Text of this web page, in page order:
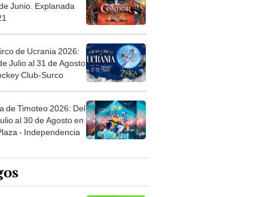
Junio. Explanada
de Ucrania 2026:
Julio al 31 de Agosto
Club-Surco
de Timoteo 2026: Del
al 30 de Agosto en
- Independencia